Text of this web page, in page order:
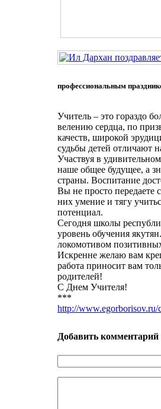
профессиональным
Учитель – это гораздо
велению сердца, по
качеств, широкой
судьбы детей отличают
Участвуя в
наше общее будущее, а
страны. Воспитание
Вы не просто передаете
них умение и тягу
потенциал.
Сегодня школы
уровень обучения
локомотивом
Искренне желаю вам
работа приносит вам
родителей!
С Днем Учителя!
***
http://www.egorborisov.ru/
Добавить комментарий